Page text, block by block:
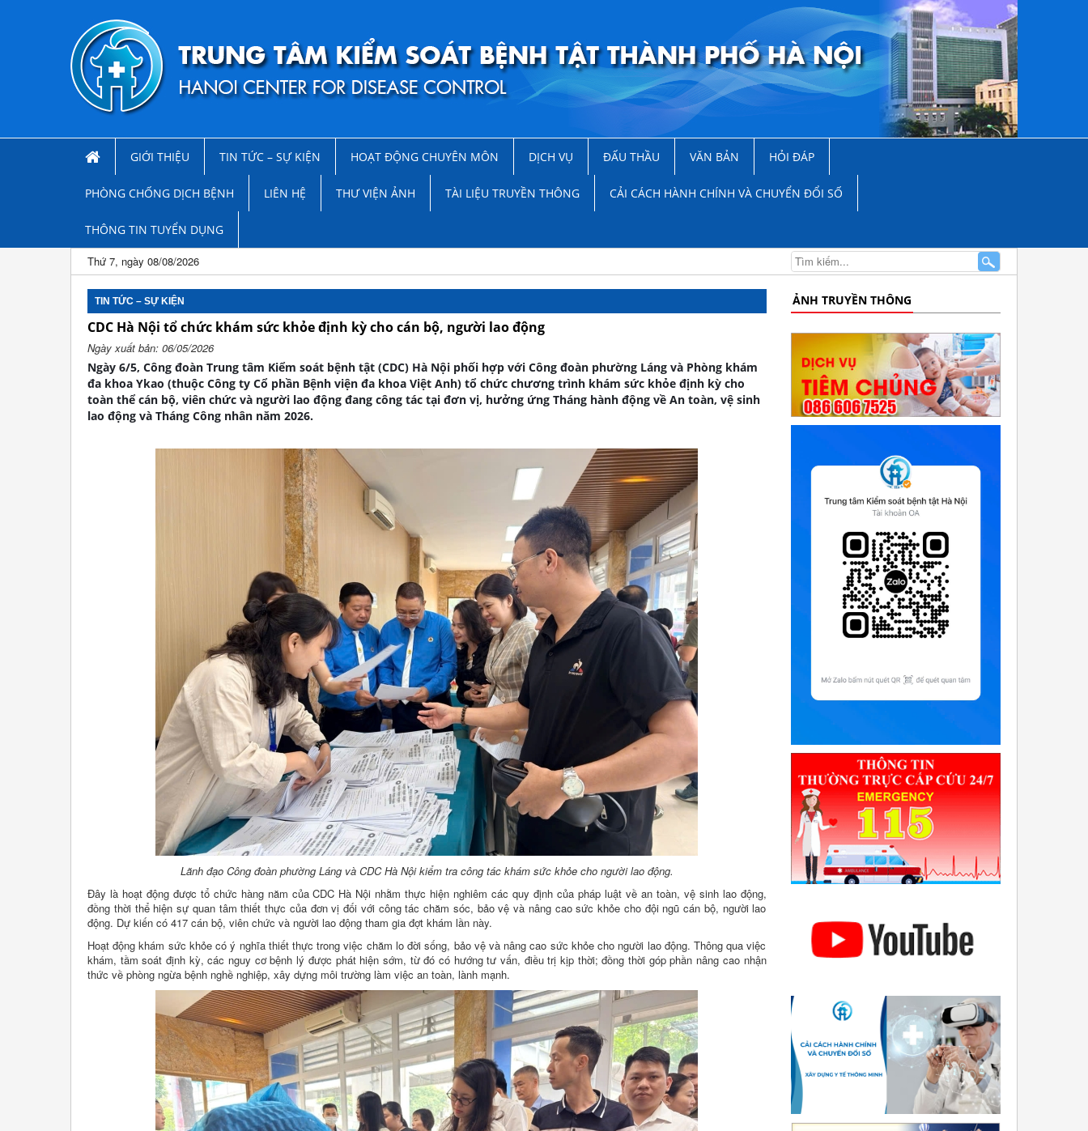
GIỚI THIỆU TIN TỨC – SỰ KIỆN HOẠT ĐỘNG CHUYÊN MÔN DỊCH VỤ ĐẤU THẦU VĂN BẢN HỎI ĐÁP
PHÒNG CHỐNG DỊCH BỆNH LIÊN HỆ THƯ VIỆN ẢNH TÀI LIỆU TRUYỀN THÔNG CẢI CÁCH HÀNH CHÍNH VÀ CHUYỂN ĐỔI SỐ
THÔNG TIN TUYỂN DỤNG
Thứ 7, ngày 08/08/2026
TIN TỨC – SỰ KIỆN
CDC Hà Nội tổ chức khám sức khỏe định kỳ cho cán bộ, người lao động
Ngày xuất bản: 06/05/2026
Ngày 6/5, Công đoàn Trung tâm Kiểm soát bệnh tật (CDC) Hà Nội phối hợp với Công đoàn phường Láng và Phòng khám
đa khoa Ykao (thuộc Công ty Cổ phần Bệnh viện đa khoa Việt Anh) tổ chức chương trình khám sức khỏe định kỳ cho
toàn thể cán bộ, viên chức và người lao động đang công tác tại đơn vị, hưởng ứng Tháng hành động về An toàn, vệ sinh
lao động và Tháng Công nhân năm 2026.
Lãnh đạo Công đoàn phường Láng và CDC Hà Nội kiểm tra công tác khám sức khỏe cho người lao động.
Đây là hoạt động được tổ chức hàng năm của CDC Hà Nội nhằm thực hiện nghiêm các quy định của pháp luật về an toàn, vệ sinh lao động,
đồng thời thể hiện sự quan tâm thiết thực của đơn vị đối với công tác chăm sóc, bảo vệ và nâng cao sức khỏe cho đội ngũ cán bộ, người lao
động. Dự kiến có 417 cán bộ, viên chức và người lao động tham gia đợt khám lần này.
Hoạt động khám sức khỏe có ý nghĩa thiết thực trong việc chăm lo đời sống, bảo vệ và nâng cao sức khỏe cho người lao động. Thông qua việc
khám, tầm soát định kỳ, các nguy cơ bệnh lý được phát hiện sớm, từ đó có hướng tư vấn, điều trị kịp thời; đồng thời góp phần nâng cao nhận
thức về phòng ngừa bệnh nghề nghiệp, xây dựng môi trường làm việc an toàn, lành mạnh.
ẢNH TRUYỀN THÔNG